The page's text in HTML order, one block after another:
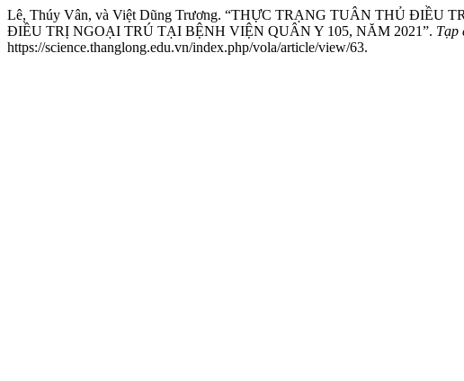
Lê, Thúy Vân, và Việt Dũng Trương. “THỰC TRẠNG TUÂN THỦ
ĐIỀU TRỊ NGOẠI TRÚ TẠI BỆNH VIỆN QUÂN Y 105, NĂM 2021”. Tạp
https://science.thanglong.edu.vn/index.php/vola/article/view/63.